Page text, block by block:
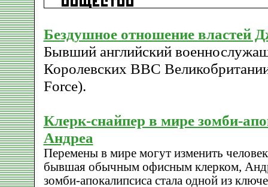
Бездушное отношение властей
Бывший английский
Королевских ВВС
Force).
Клерк-снайпер в мире зомби-
Андреа
Перемены в мире могут изменить
бывшая обычным офисным клерком,
зомби-апокалипсиса стала одной из